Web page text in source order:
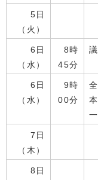
5日
（火）
6日
（水）
8時
45分
6日
（水）
9時
00分
7日
（木）
8日